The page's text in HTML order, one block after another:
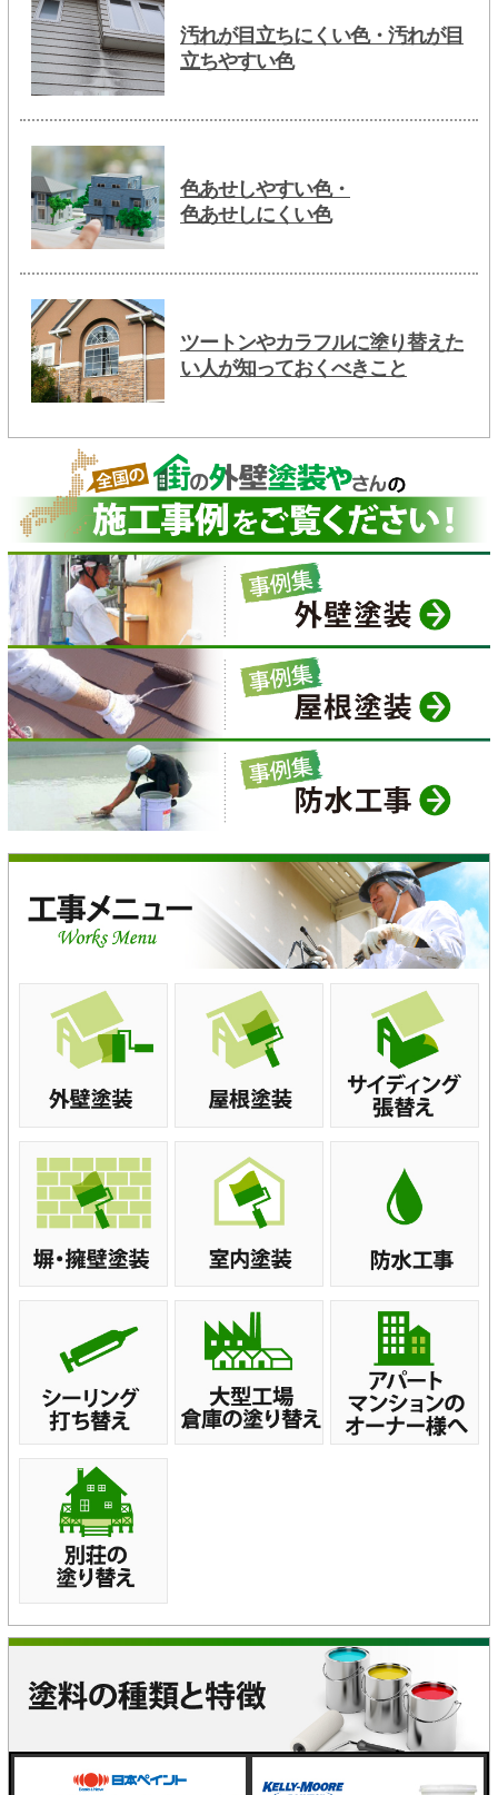
汚れが目立ちにくい色・汚れが目
立ちやすい色
色あせしやすい色・
色あせしにくい色
ツートンやカラフルに塗り替えた
い人が知っておくべきこと